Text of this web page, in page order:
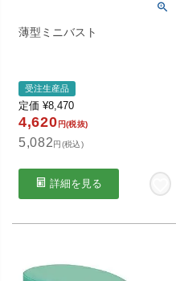
薄型ミニバスト
受注生産品
定価 ¥8,470
4,620 円(税抜)
5,082円(税込)
詳細を見る